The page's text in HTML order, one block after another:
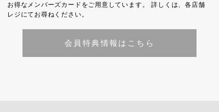
お得なメンバーズカードをご用意しています。
詳しくは、各店舗
レジにてお尋ねください。
会員特典情報はこちら